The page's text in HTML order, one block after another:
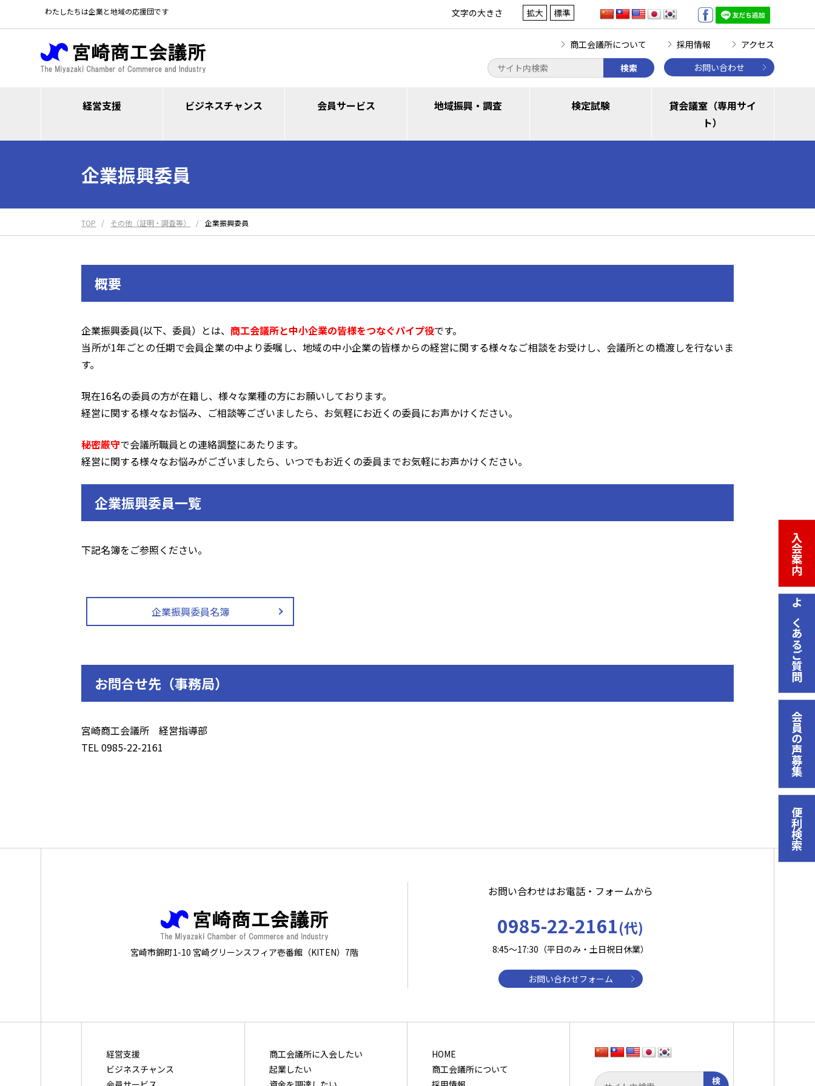
わたしたちは企業と地域の応援団です 文字の大きさ 拡大 標準
商工会議所について 採用情報
アクセス
検索
お問い合わせ
経営支援 ビジネスチャンス 会員サービス 地域振興・調査 検定試験
貸会議室（専用サイ
ト）
企業振興委員
TOP その他（証明・調査等） 企業振興委員
概要
企業振興委員(以下、委員）とは、 商工会議所と中小企業の皆様をつなぐパイプ役です。
当所が1年ごとの任期で会員企業の中より委嘱し、地域の中小企業の皆様からの経営に関する様々なご相談をお受けし、会議所との橋渡しを行ないま
す。
現在16名の委員の方が在籍し、様々な業種の方にお願いしております。
経営に関する様々なお悩み、ご相談等ございましたら、お気軽にお近くの委員にお声かけください。
秘密厳守で会議所職員との連絡調整にあたります。
経営に関する様々なお悩みがございましたら、いつでもお近くの委員までお気軽にお声かけください。
企業振興委員一覧
下記名簿をご参照ください。
企業振興委員名簿
お問合せ先（事務局）
宮崎商工会議所 経営指導部
TEL 0985-22-2161
宮崎市錦町1-10 宮崎グリーンスフィア壱番館（KITEN）7階
お問い合わせはお電話・フォームから
0985-22-2161(代)
8:45～17:30（平日のみ・土日祝日休業）
お問い合わせフォーム
経営支援
ビジネスチャンス
商⼯会議所に⼊会したい
起業したい
HOME
商工会議所について
検
入会案内
よくあるご質問
会員の声募集
便利検索